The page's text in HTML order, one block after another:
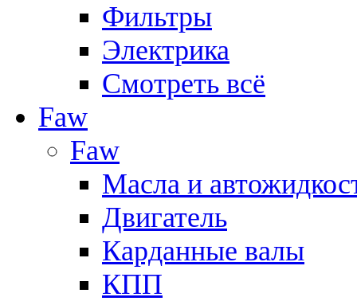
Фильтры
Электрика
Смотреть всё
Faw
Faw
Масла и
Двигатель
Карданные валы
КПП